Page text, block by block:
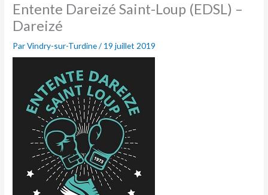
Entente Dareizé Saint-Loup (EDSL) –
Dareizé
ParVindry-sur-Turdine/ 19 juillet 2019